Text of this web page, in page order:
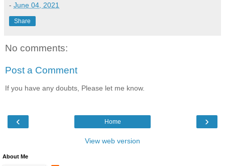
- June 04, 2021
Share
No comments:
Post a Comment
If you have any doubts, Please let me know.
‹ ›
Home
View web version
About Me